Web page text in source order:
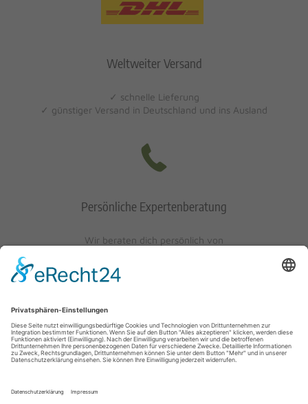
Weltweiter Versand
✓ schnelle Lieferung
✓ günstiger Versand in Deutschland und ins Ausland
Persönliche Expertenberatung
Wir beraten dich persönlich von
0621/405401-10